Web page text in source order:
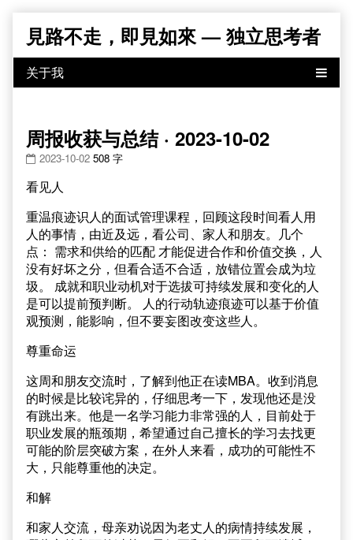
content
見路不走，即見如來 — 独立思考者
周报收获与总结 · 2023-10-02
2023-10-02 508 字
看见人
重温痕迹识人的面试管理课程，回顾这段时间看人用
人的事情，由近及远，看公司、家人和朋友。几个
点： 需求和供给的匹配 才能促进合作和价值交换，人
没有好坏之分，但看合适不合适，放错位置会成为垃
圾。 成就和职业动机对于选拔可持续发展和变化的人
是可以提前预判断。 人的行动轨迹痕迹可以基于价值
观预测，能影响，但不要妄图改变这些人。
尊重命运
这周和朋友交流时，了解到他正在读MBA。收到消息
的时候是比较诧异的，仔细思考一下，发现他还是没
有跳出来。他是一名学习能力非常强的人，目前处于
职业发展的瓶颈期，希望通过自己擅长的学习去找更
可能的阶层突破方案，在外人来看，成功的可能性不
大，只能尊重他的决定。
和解
和家人交流，母亲劝说因为老丈人的病情持续发展，